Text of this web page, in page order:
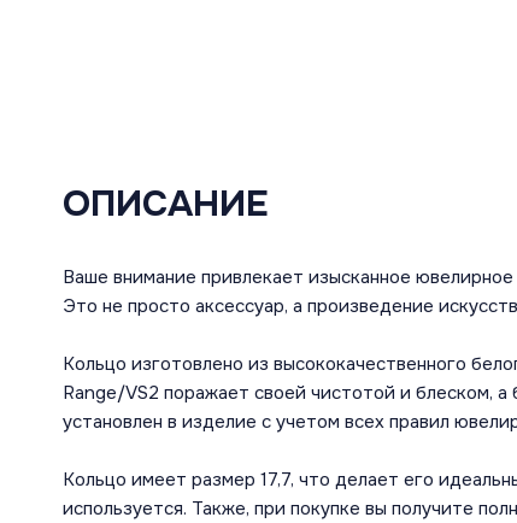
ОПИСАНИЕ
Ваше внимание привлекает изысканное
Это не просто аксессуар, а произведение
Кольцо изготовлено из высококачественного
Range/VS2 поражает своей чистотой и блеском,
установлен в изделие с учетом всех правил
Кольцо имеет размер 17,7, что делает его
используется. Также, при покупке вы получите